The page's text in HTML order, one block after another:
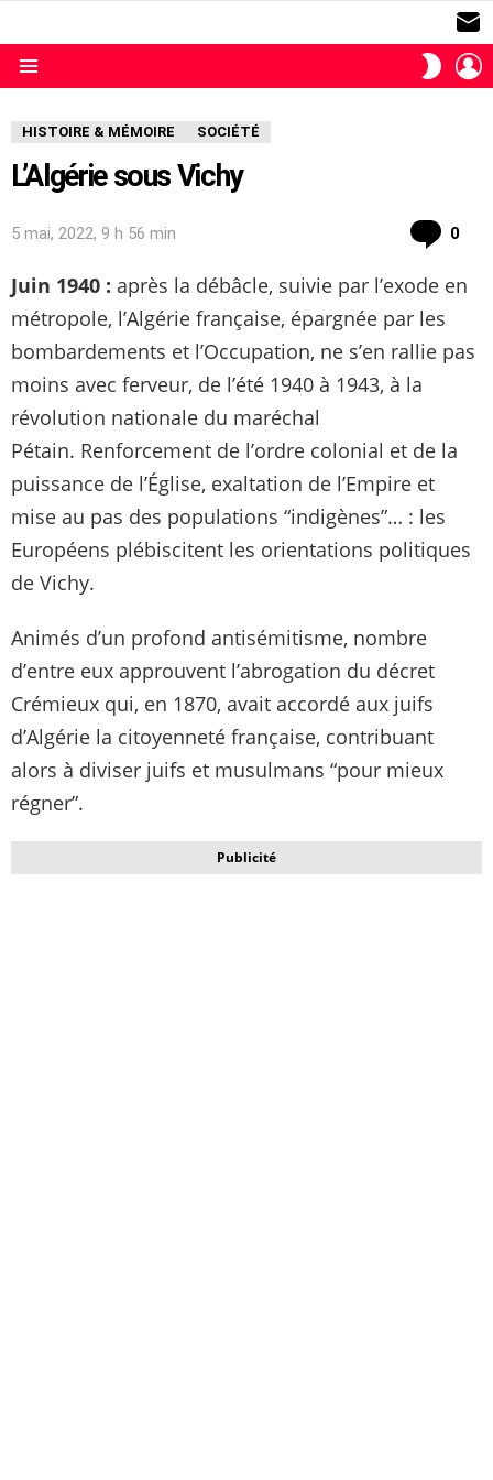
SKIN
HISTOIRE & MÉMOIRE SOCIÉTÉ
L’Algérie sous Vichy
5 mai, 2022, 9 h 56 min 0
Juin 1940 : après la débâcle, suivie par l’exode en
métropole, l’Algérie française, épargnée par les
bombardements et l’Occupation, ne s’en rallie pas
moins avec ferveur, de l’été 1940 à 1943, à la
révolution nationale du maréchal
Pétain. Renforcement de l’ordre colonial et de la
puissance de l’Église, exaltation de l’Empire et
mise au pas des populations “indigènes”… : les
Européens plébiscitent les orientations politiques
de Vichy.
Animés d’un profond antisémitisme, nombre
d’entre eux approuvent l’abrogation du décret
Crémieux qui, en 1870, avait accordé aux juifs
d’Algérie la citoyenneté française, contribuant
alors à diviser juifs et musulmans “pour mieux
régner”.
Publicité